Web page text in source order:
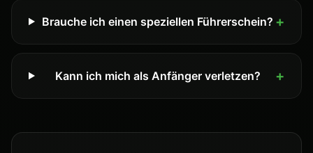
Brauche ich einen speziellen Führerschein?
Kann ich mich als Anfänger verletzen?